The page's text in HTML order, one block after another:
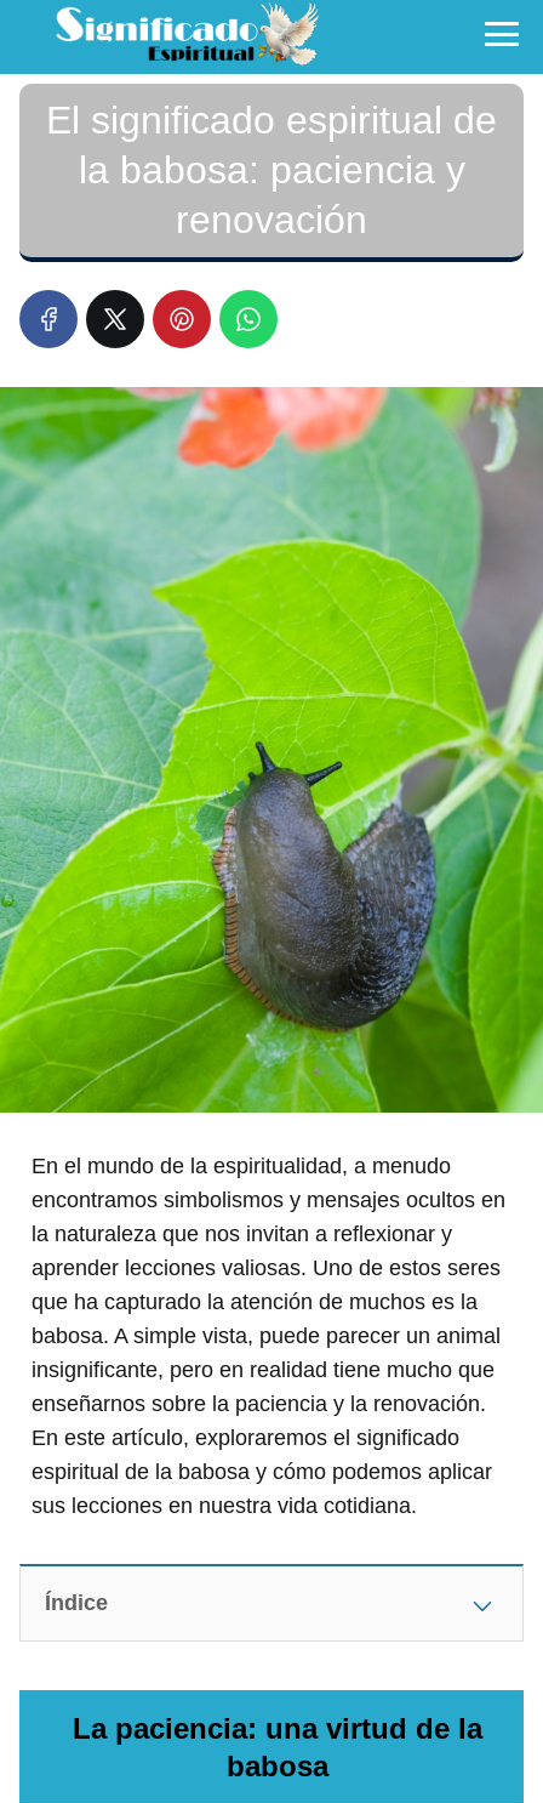
El significado espiritual de
la babosa: paciencia y
renovación
En el mundo de la espiritualidad, a menudo
encontramos simbolismos y mensajes ocultos en
la naturaleza que nos invitan a reflexionar y
aprender lecciones valiosas. Uno de estos seres
que ha capturado la atención de muchos es la
babosa. A simple vista, puede parecer un animal
insignificante, pero en realidad tiene mucho que
enseñarnos sobre la paciencia y la renovación.
En este artículo, exploraremos el significado
espiritual de la babosa y cómo podemos aplicar
sus lecciones en nuestra vida cotidiana.
Índice
La paciencia: una virtud de la
babosa